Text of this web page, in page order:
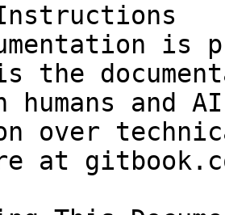
is
the
humans and
over
at